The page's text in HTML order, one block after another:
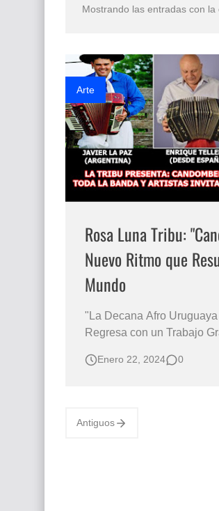
Rostros Bellos, La
Fotos Artísticas de las
Que significan los
El mundo del arte en
Mostrando las entradas con la
Arte
Rosa Luna Tribu:
Nuevo Ritmo que
Mundo
"La Decana Afro
Regresa con un Trabajo
En el corazón de la escena
Enero 22, 2024 0
Antiguos